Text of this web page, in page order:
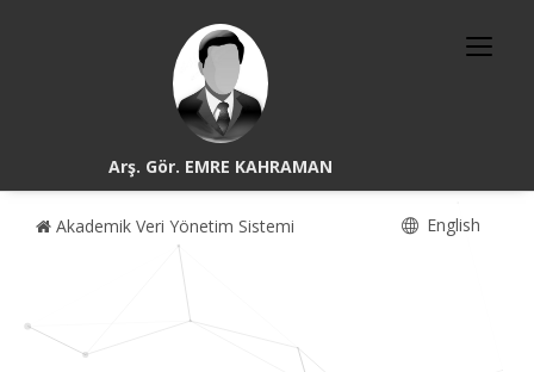
Arş. Gör. EMRE KAHRAMAN
Akademik Veri Yönetim Sistemi English